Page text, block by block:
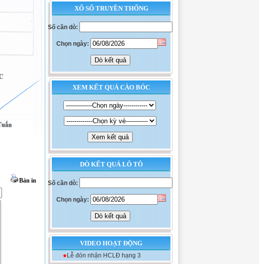
Bản in
XỔ SỐ TRUYỀN THỐNG
Số cần dò:
Chọn ngày:
XEM KẾT QUẢ CÀO BÓC
DÒ KẾT QUẢ LÔ TÔ
Số cần dò:
Chọn ngày:
VIDEO HOẠT ĐỘNG
Lễ đón nhận HCLĐ hạng 3